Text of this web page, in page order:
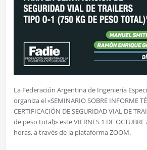
La Federación Argentina de Ingeniería
organiza el «SEMINARIO SOBRE INFORME
CERTIFICACIÓN DE SEGURIDAD VIAL DE
de peso total)» este VIERNES 1 DE
horas, a través de la plataforma ZOOM.